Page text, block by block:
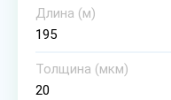
Длина (м)
195
Толщина (мкм)
20